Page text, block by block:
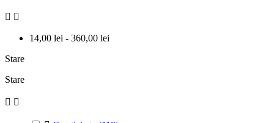
 
14,00 lei - 360,00 lei
Stare
Stare
 